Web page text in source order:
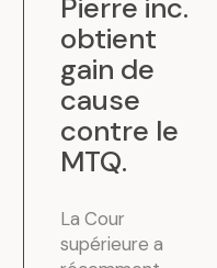
obtient
gain de
cause
contre le
MTQ.
La Cour
supérieure a